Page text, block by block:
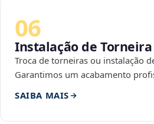
06
Instalação de Torneira
Troca de torneiras ou instalação
Garantimos um acabamento
SAIBA MAIS